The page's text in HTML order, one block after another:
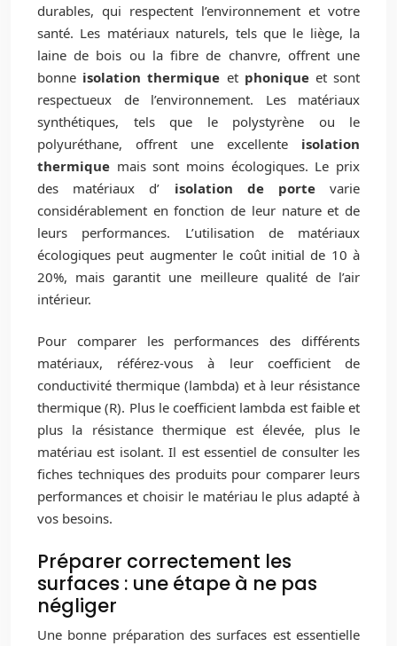
durables, qui respectent l’environnement et votre
santé. Les matériaux naturels, tels que le liège, la
laine de bois ou la fibre de chanvre, offrent une
bonne isolation thermique et phonique et sont
respectueux de l’environnement. Les matériaux
synthétiques, tels que le polystyrène ou le
polyuréthane, offrent une excellente isolation
thermique mais sont moins écologiques. Le prix
des matériaux d’ isolation de porte varie
considérablement en fonction de leur nature et de
leurs performances. L’utilisation de matériaux
écologiques peut augmenter le coût initial de 10 à
20%, mais garantit une meilleure qualité de l’air
intérieur.
Pour comparer les performances des différents
matériaux, référez-vous à leur coefficient de
conductivité thermique (lambda) et à leur résistance
thermique (R). Plus le coefficient lambda est faible et
plus la résistance thermique est élevée, plus le
matériau est isolant. Il est essentiel de consulter les
fiches techniques des produits pour comparer leurs
performances et choisir le matériau le plus adapté à
vos besoins.
Préparer correctement les
surfaces : une étape à ne pas
négliger
Une bonne préparation des surfaces est essentielle